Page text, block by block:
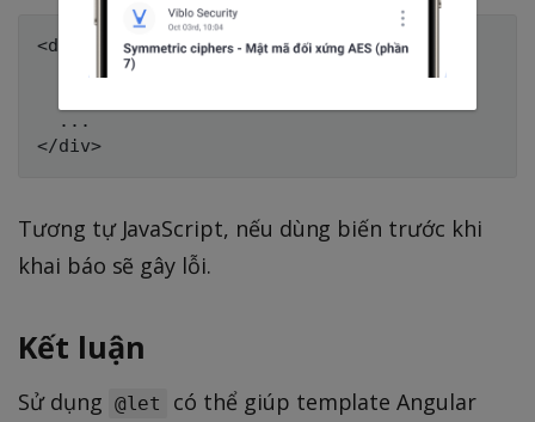
<div class="country-list">
  {{ currentDate }} <!-- ❌ Lỗi -->
  ...
Tương tự JavaScript, nếu dùng biến trước khi
khai báo sẽ gây lỗi.
Kết luận
Sử dụng @let
có thể giúp template Angular